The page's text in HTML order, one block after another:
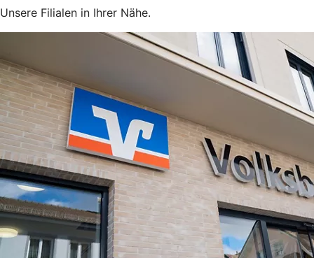
Unsere Filialen in Ihrer Nähe.